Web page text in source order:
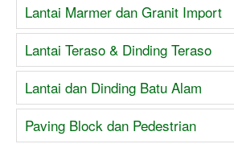
Lantai Marmer dan Granit Import
Lantai Teraso & Dinding Teraso
Lantai dan Dinding Batu Alam
Paving Block dan Pedestrian